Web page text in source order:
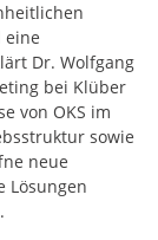
eine
Dr. Wolfgang
bei Klüber
von OKS im
sowie
neue
Lösungen